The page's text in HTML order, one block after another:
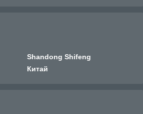
Shandong Shifeng
Китай